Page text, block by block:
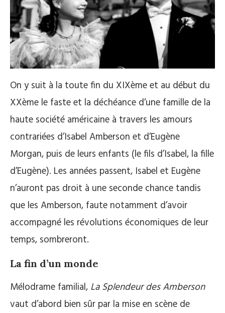
On y suit à la toute fin du XIXème et au début du
XXème le faste et la déchéance d’une famille de la
haute société américaine à travers les amours
contrariées d’Isabel Amberson et d’Eugène
Morgan, puis de leurs enfants (le fils d’Isabel, la fille
d’Eugène). Les années passent, Isabel et Eugène
n’auront pas droit à une seconde chance tandis
que les Amberson, faute notamment d’avoir
accompagné les révolutions économiques de leur
temps, sombreront.
La fin d’un monde
Mélodrame familial, La Splendeur des Amberson
vaut d’abord bien sûr par la mise en scène de